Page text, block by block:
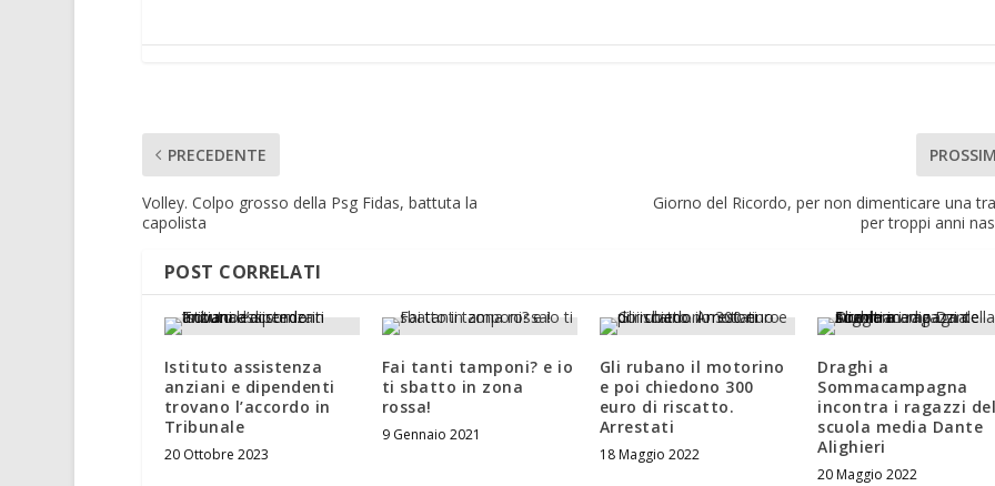
PRECEDENTE
Volley. Colpo grosso della Psg Fidas, battuta la
capolista
Giorno del Ricordo, per non dimenticare una
per troppi anni
POST CORRELATI
Istituto assistenza
anziani e dipendenti
trovano l’accordo in
Tribunale
20 Ottobre 2023
Fai tanti tamponi? e io
ti sbatto in zona
rossa!
9 Gennaio 2021
Gli rubano il motorino
e poi chiedono 300
euro di riscatto.
Arrestati
18 Maggio 2022
Draghi a
Sommacampagna
incontra i ragazzi
scuola media Dante
Alighieri
20 Maggio 2022